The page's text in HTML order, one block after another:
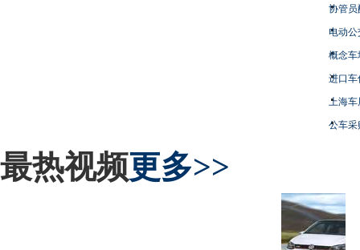
协管员
电动
概念车
进口车
上海
公车采
最热视频更多>>